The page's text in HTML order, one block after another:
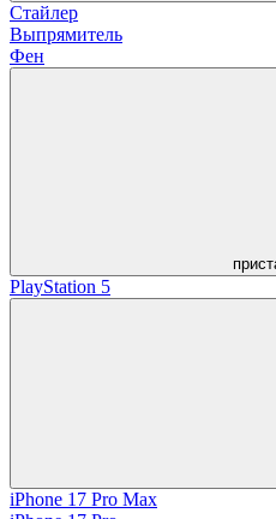
Стайлер
Выпрямитель
Фен
PlayStation 5
iPhone 17 Pro Max